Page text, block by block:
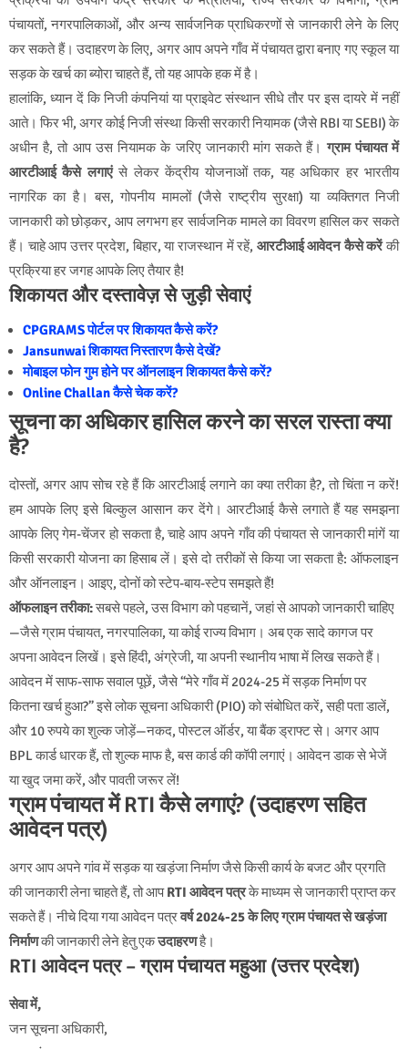
पंचायतों, नगरपालिकाओं, और अन्य सार्वजनिक प्राधिकरणों से जानकारी लेने के लिए
कर सकते हैं। उदाहरण के लिए, अगर आप अपने गाँव में पंचायत द्वारा बनाए गए स्कूल या
सड़क के खर्च का ब्योरा चाहते हैं, तो यह आपके हक में है।
हालांकि, ध्यान दें कि निजी कंपनियां या प्राइवेट संस्थान सीधे तौर पर इस दायरे में नहीं
आते। फिर भी, अगर कोई निजी संस्था किसी सरकारी नियामक (जैसे RBI या SEBI) के
अधीन है, तो आप उस नियामक के जरिए जानकारी मांग सकते हैं।ग्राम पंचायत में
आरटीआई कैसे लगाएंसे लेकर केंद्रीय योजनाओं तक, यह अधिकार हर भारतीय
नागरिक का है। बस, गोपनीय मामलों (जैसे राष्ट्रीय सुरक्षा) या व्यक्तिगत निजी
जानकारी को छोड़कर, आप लगभग हर सार्वजनिक मामले का विवरण हासिल कर सकते
हैं। चाहे आप उत्तर प्रदेश, बिहार, या राजस्थान में रहें, आरटीआई आवेदन कैसे करेंकी
प्रक्रिया हर जगह आपके लिए तैयार है!
शिकायत और दस्तावेज़ से जुड़ी सेवाएं
CPGRAMS पोर्टल पर शिकायत कैसे करें?
Jansunwai शिकायत निस्तारण कैसे देखें?
मोबाइल फोन गुम होने पर ऑनलाइन शिकायत कैसे करें?
Online Challan कैसे चेक करें?
सूचना का अधिकार हासिल करने का सरल रास्ता क्या
है?
दोस्तों, अगर आप सोच रहे हैं कि आरटीआई लगाने का क्या तरीका है?, तो चिंता न करें!
हम आपके लिए इसे बिल्कुल आसान कर देंगे। आरटीआई कैसे लगाते हैं यह समझना
आपके लिए गेम-चेंजर हो सकता है, चाहे आप अपने गाँव की पंचायत से जानकारी मांगें या
किसी सरकारी योजना का हिसाब लें। इसे दो तरीकों से किया जा सकता है: ऑफलाइन
और ऑनलाइन। आइए, दोनों को स्टेप-बाय-स्टेप समझते हैं!
ऑफलाइन तरीका:सबसे पहले, उस विभाग को पहचानें, जहां से आपको जानकारी चाहिए
—जैसे ग्राम पंचायत, नगरपालिका, या कोई राज्य विभाग। अब एक सादे कागज पर
अपना आवेदन लिखें। इसे हिंदी, अंग्रेजी, या अपनी स्थानीय भाषा में लिख सकते हैं।
आवेदन में साफ-साफ सवाल पूछें, जैसे “मेरे गाँव में 2024-25 में सड़क निर्माण पर
कितना खर्च हुआ?” इसे लोक सूचना अधिकारी (PIO) को संबोधित करें, सही पता डालें,
और 10 रुपये का शुल्क जोड़ें—नकद, पोस्टल ऑर्डर, या बैंक ड्राफ्ट से। अगर आप
BPL कार्ड धारक हैं, तो शुल्क माफ है, बस कार्ड की कॉपी लगाएं। आवेदन डाक से भेजें
या खुद जमा करें, और पावती जरूर लें!
ग्राम पंचायत में RTI कैसे लगाएं? (उदाहरण सहित
आवेदन पत्र)
अगर आप अपने गांव में सड़क या खड़ंजा निर्माण जैसे किसी कार्य के बजट और प्रगति
की जानकारी लेना चाहते हैं, तो आपRTI आवेदन पत्रके माध्यम से जानकारी प्राप्त कर
सकते हैं। नीचे दिया गया आवेदन पत्रवर्ष 2024-25 के लिए ग्राम पंचायत से खड़ंजा
निर्माणकी जानकारी लेने हेतु एकउदाहरणहै।
RTI आवेदन पत्र – ग्राम पंचायत महुआ (उत्तर प्रदेश)
सेवा में,
जन सूचना अधिकारी,